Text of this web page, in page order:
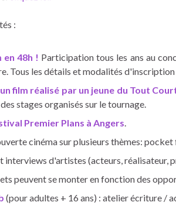
:
en 48h ! Participation tous les ans au
Tous les détails et modalités
film réalisé par un jeune du Tout
stages organisés sur le tournage.
Premier Plans à Angers.
cinéma sur plusieurs thèmes:
interviews d'artistes (acteurs, réalisateur,
peuvent se monter en fonction des
(pour adultes + 16 ans) : atelier écriture /